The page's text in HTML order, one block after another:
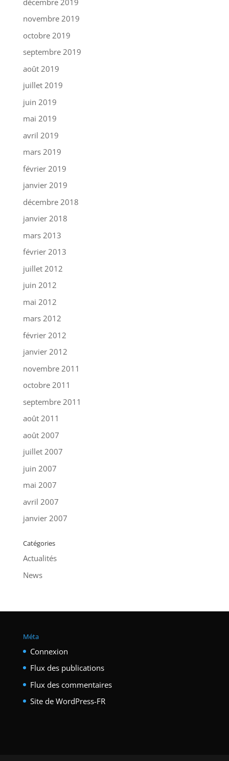
novembre 2019
octobre 2019
septembre 2019
août 2019
juillet 2019
juin 2019
mai 2019
avril 2019
mars 2019
février 2019
janvier 2019
décembre 2018
janvier 2018
mars 2013
février 2013
juillet 2012
juin 2012
mai 2012
mars 2012
février 2012
janvier 2012
novembre 2011
octobre 2011
septembre 2011
août 2011
août 2007
juillet 2007
juin 2007
mai 2007
avril 2007
janvier 2007
Catégories
Actualités
News
Méta
Connexion
Flux des publications
Flux des commentaires
Site de WordPress-FR